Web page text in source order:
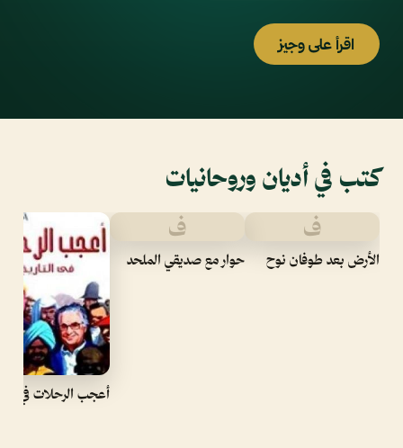
اقرأ على وجيز
كتب في أديان وروحانيات
ف
الأرض بعد طوفان نوح
ف
حوار مع صديقي الملحد
أعجب الرحلات في